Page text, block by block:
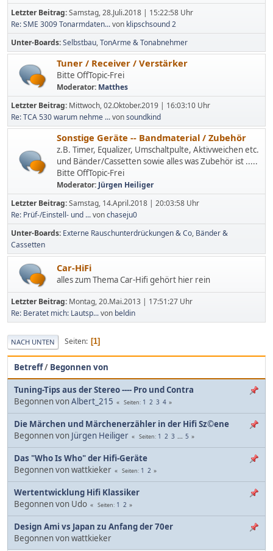
Letzter Beitrag:Samstag, 28.Juli.2018 | 15:22:58 Uhr
Re: SME 3009 Tonarmdaten...von klipschsound 2
Unter-Boards Selbstbau TonArme & Tonabnehmer
Tuner / Receiver / Verstärker
Bitte OffTopic-Frei
Moderator: Matthes
Letzter Beitrag: Mittwoch, 02.Oktober.2019 | 16:03:10 Uhr
Re: TCA 530 warum nehme ...vonsoundkind
Sonstige Geräte -- Bandmaterial / Zubehör
z.B. Timer, Equalizer, Umschaltpulte, Aktivweichen etc.
und Bänder/Cassetten sowie alles was Zubehör ist .....
Bitte OffTopic-Frei
Moderator: Jürgen Heiliger
Letzter Beitrag:Samstag, 14.April.2018 | 20:03:58 Uhr
Re: Prüf-/Einstell- und ...vonchaseju0
Unter-Boards Externe Rauschunterdrückungen & Co Bänder &
Cassetten
Car-HiFi
alles zum Thema Car-Hifi gehört hier rein
Letzter Beitrag: Montag, 20.Mai.2013 | 17:51:27 Uhr
Re: Beratet mich: Lautsp...von beldin
NACH UNTEN Seiten 1
Betreff/ Begonnen von
Tuning-Tips aus der Stereo ---- Pro und Contra
Begonnen vonAlbert_215 Seiten 1 2 3 4
Die Märchen und Märchenerzähler in der Hifi Sz©ene
Begonnen von Jürgen Heiliger Seiten 1 2 3 ... 5
Das "Who Is Who" der Hifi-Geräte
Begonnen von wattkieker
Seiten 1 2
Wertentwicklung Hifi Klassiker
Begonnen von Udo
Seiten 1 2
Design Ami vs Japan zu Anfang der 70er
Begonnen von wattkieker